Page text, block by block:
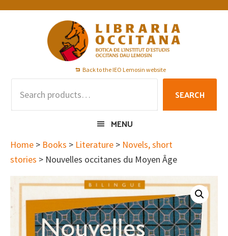
Skip
Skip
Skip
Back to the IEO Lemosin website
SEARCH
MENU
Home > Books > Literature > Novels, short
stories > Nouvelles occitanes du Moyen Âge